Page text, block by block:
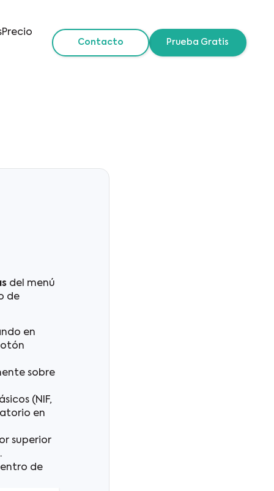
Precio
Prueba Gratis
Contacto
del menú
de
en
sobre
(NIF,
en
superior
.
de